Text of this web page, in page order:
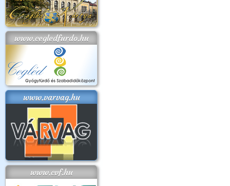
www.cegledfurdo.hu
www.varvag.hu
www.cvf.hu